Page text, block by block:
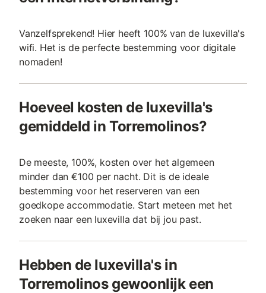
Vanzelfsprekend! Hier heeft 100% van de luxevilla's
wifi. Het is de perfecte bestemming voor digitale
nomaden!
Hoeveel kosten de luxevilla's
gemiddeld in Torremolinos?
De meeste, 100%, kosten over het algemeen
minder dan €100 per nacht. Dit is de ideale
bestemming voor het reserveren van een
goedkope accommodatie. Start meteen met het
zoeken naar een luxevilla dat bij jou past.
Hebben de luxevilla's in
Torremolinos gewoonlijk een